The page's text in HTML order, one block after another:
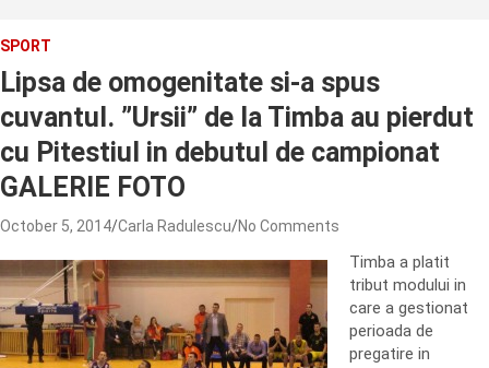
SPORT
Lipsa de omogenitate si-a spus
cuvantul. ”Ursii” de la Timba au pierdut
cu Pitestiul in debutul de campionat
GALERIE FOTO
October 5, 2014 Carla Radulescu No Comments
Timba a platit
tribut modului in
care a gestionat
perioada de
pregatire in